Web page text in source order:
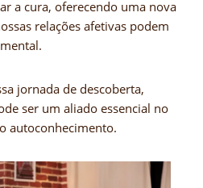
a cura, oferecendo uma nova
relações afetivas podem
jornada de descoberta,
ser um aliado essencial no
autoconhecimento.